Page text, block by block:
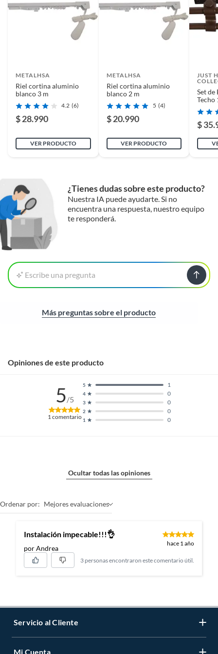
rieles y barras.
METALHSA
Riel cortina aluminio
blanco 3 m
4.2 (6)
$ 28.990
VER PRODUCTO
METALHSA
Riel cortina aluminio
blanco 2 m
5 (4)
$ 20.990
VER PRODUCTO
JUST
Set de
Techo
$
¿Tienes dudas sobre este producto?
Nuestra IA puede ayudarte. Si no
encuentra una respuesta, nuestro equipo
te responderá.
Escribe una pregunta
Más preguntas sobre el producto
Opiniones de este producto
5/5
1comentario 1 0
2 0
3 0
4 0
5 1
Ocultar todas las opiniones
Ordenar por: Mejores evaluaciones
Instalación impecable!!!👌
por Andrea
hace 1 año
3 personas encontraron este comentario útil.
Servicio al Cliente
Contáctanos
Mi Cuenta